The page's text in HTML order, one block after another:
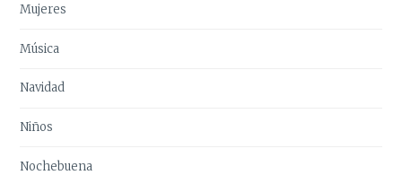
Mujeres
Música
Navidad
Niños
Nochebuena